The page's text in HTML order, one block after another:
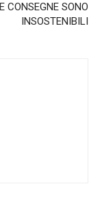
CONSEGNE SONO
INSOSTENIBILI